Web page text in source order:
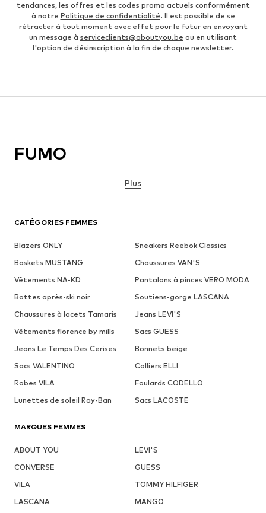
tendances, les offres et les codes promo actuels conformément
à notre Politique de confidentialité. Il est possible de se
rétracter à tout moment avec effet pour le futur en envoyant
un message à serviceclients@aboutyou.be ou en utilisant
l'option de désinscription à la fin de chaque newsletter.
CATÉGORIES FEMMES
Blazers ONLY
Sneakers Reebok Classics
Baskets MUSTANG
Chaussures VAN'S
Vêtements NA-KD
Pantalons à pinces VERO MODA
Bottes après-ski noir
Soutiens-gorge LASCANA
Chaussures à lacets Tamaris
Jeans LEVI'S
Vêtements florence by mills
Sacs GUESS
Jeans Le Temps Des Cerises
Bonnets beige
Sacs VALENTINO
Colliers ELLI
Robes VILA
Foulards CODELLO
Lunettes de soleil Ray-Ban
Sacs LACOSTE
MARQUES FEMMES
ABOUT YOU
LEVI'S
CONVERSE
GUESS
VILA
TOMMY HILFIGER
LASCANA
MANGO
FUMO
Plus